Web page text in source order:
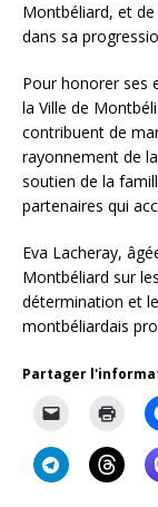
Montbéliard, et
dans sa
Pour honorer ses
la Ville de
contribuent de
rayonnement de
soutien de la
partenaires qui
Eva Lacheray,
Montbéliard sur
détermination et
montbéliardais
Partager